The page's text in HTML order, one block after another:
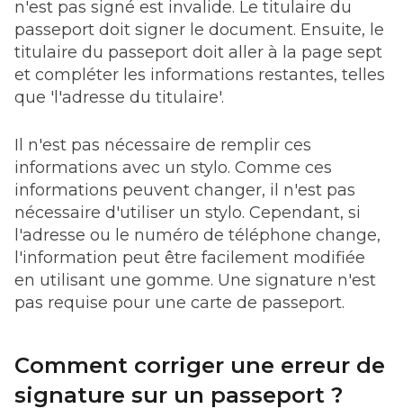
n'est pas signé est invalide. Le titulaire du
passeport doit signer le document. Ensuite, le
titulaire du passeport doit aller à la page sept
et compléter les informations restantes, telles
que 'l'adresse du titulaire'.
Il n'est pas nécessaire de remplir ces
informations avec un stylo. Comme ces
informations peuvent changer, il n'est pas
nécessaire d'utiliser un stylo. Cependant, si
l'adresse ou le numéro de téléphone change,
l'information peut être facilement modifiée
en utilisant une gomme. Une signature n'est
pas requise pour une carte de passeport.
Comment corriger une erreur de
signature sur un passeport ?